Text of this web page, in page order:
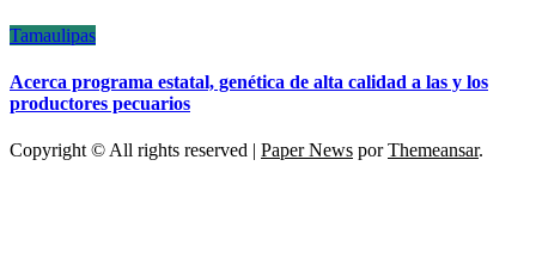
Tamaulipas
Acerca programa estatal, genética de alta calidad a las y los
productores pecuarios
Copyright © All rights reserved | Paper News porThemeansar.